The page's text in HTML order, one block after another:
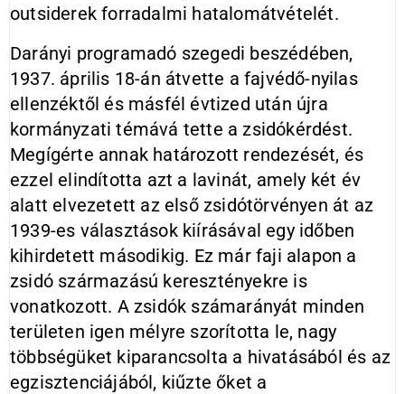
outsiderek forradalmi hatalomátvételét.
Darányi programadó szegedi beszédében,
1937. április 18-án átvette a fajvédő-nyilas
ellenzéktől és másfél évtized után újra
kormányzati témává tette a zsidókérdést.
Megígérte annak határozott rendezését, és
ezzel elindította azt a lavinát, amely két év
alatt elvezetett az első zsidótörvényen át az
1939-es választások kiírásával egy időben
kihirdetett másodikig. Ez már faji alapon a
zsidó származású keresztényekre is
vonatkozott. A zsidók számarányát minden
területen igen mélyre szorította le, nagy
többségüket kiparancsolta a hivatásából és az
egzisztenciájából, kiűzte őket a